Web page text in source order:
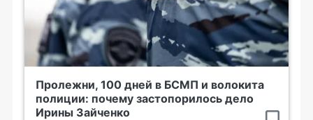
Пролежни, 100 дней в БСМП и волокита
полиции: почему застопорилось дело
Ирины Зайченко